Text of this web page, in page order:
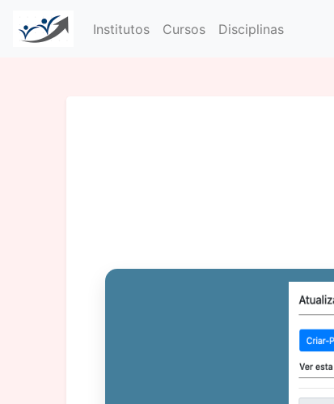
Institutos Cursos Disciplinas